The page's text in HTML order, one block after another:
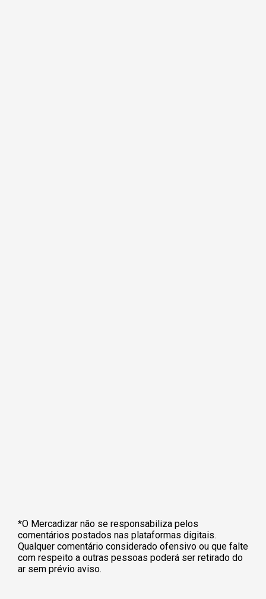
*O Mercadizar não se responsabiliza pelos
comentários postados nas plataformas digitais.
Qualquer comentário considerado ofensivo ou que falte
com respeito a outras pessoas poderá ser retirado do
ar sem prévio aviso.